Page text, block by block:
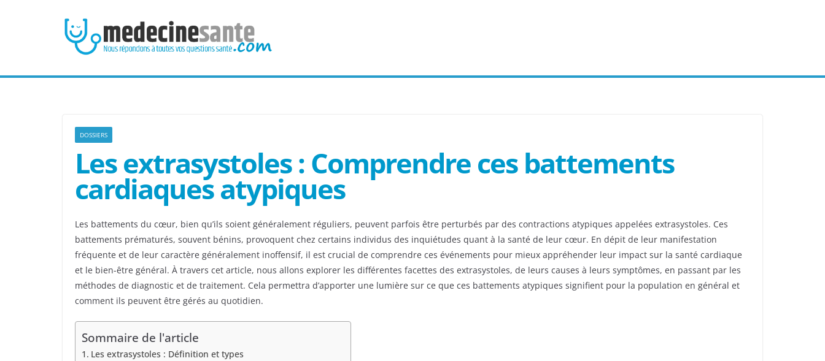
DOSSIERS
Les extrasystoles : Comprendre ces battements
cardiaques atypiques
Les battements du cœur, bien qu’ils soient généralement réguliers, peuvent parfois être perturbés par des contractions atypiques appelées extrasystoles. Ces
battements prématurés, souvent bénins, provoquent chez certains individus des inquiétudes quant à la santé de leur cœur. En dépit de leur manifestation
fréquente et de leur caractère généralement inoffensif, il est crucial de comprendre ces événements pour mieux appréhender leur impact sur la santé cardiaque
et le bien-être général. À travers cet article, nous allons explorer les différentes facettes des extrasystoles, de leurs causes à leurs symptômes, en passant par les
méthodes de diagnostic et de traitement. Cela permettra d’apporter une lumière sur ce que ces battements atypiques signifient pour la population en général et
comment ils peuvent être gérés au quotidien.
Sommaire de l'article
Les extrasystoles : Définition et types